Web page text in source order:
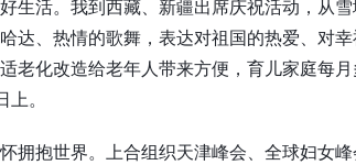
生活。我到西藏、新疆出席庆祝活动，从
达、热情的歌舞，表达对祖国的热爱、对
老化改造给老年人带来方便，育儿家庭每
。
拥抱世界。上合组织天津峰会、全球妇女